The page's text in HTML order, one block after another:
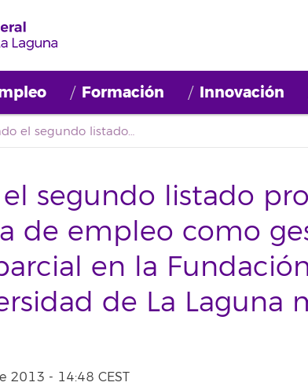
Formación Innovación
Publicado el segundo listado provisional de la oferta de empleo como gestor junior a tiempo parcial en la Fundación General de la Universidad de La Laguna municipio de Adeje
segundo listado
de empleo como
en la
de La Laguna
2013 - 14:48 CEST